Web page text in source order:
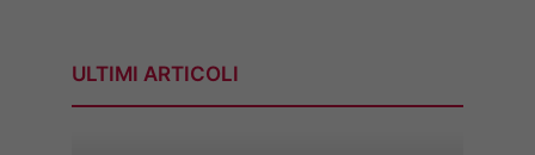
ULTIMI ARTICOLI